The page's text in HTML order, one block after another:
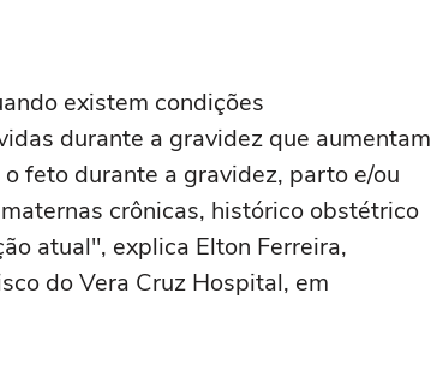
existem condições
durante a gravidez que aumentam
feto durante a gravidez, parto e/ou
crônicas, histórico obstétrico
atual", explica Elton Ferreira,
do Vera Cruz Hospital, em